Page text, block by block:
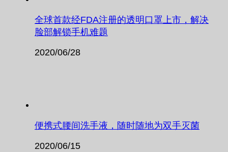
全球首款经FDA注册的透明口罩上市，解决
脸部解锁手机难题
2020/06/28
便携式腰间洗手液，随时随地为双手灭菌
2020/06/15